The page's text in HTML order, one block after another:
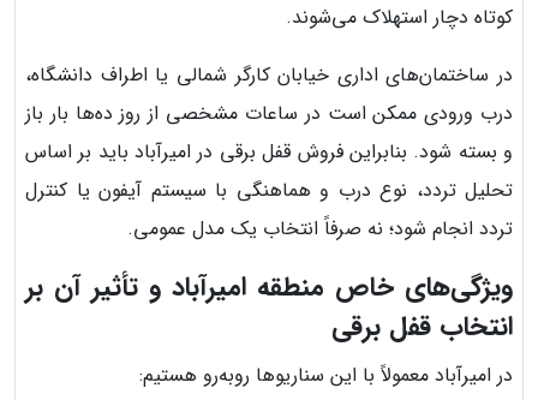
کوتاه دچار استهلاک می‌شوند.
در ساختمان‌های اداری خیابان کارگر شمالی یا اطراف دانشگاه،
درب ورودی ممکن است در ساعات مشخصی از روز ده‌ها بار باز
و بسته شود. بنابراین فروش قفل برقی در امیرآباد باید بر اساس
تحلیل تردد، نوع درب و هماهنگی با سیستم آیفون یا کنترل
تردد انجام شود؛ نه صرفاً انتخاب یک مدل عمومی.
ویژگی‌های خاص منطقه امیرآباد و تأثیر آن بر
انتخاب قفل برقی
در امیرآباد معمولاً با این سناریوها روبه‌رو هستیم: